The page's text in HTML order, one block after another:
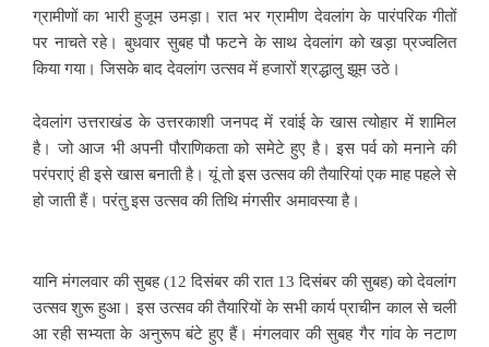
ग्रामीणों का भारी हुजूम उमड़ा। रात भर ग्रामीण देवलांग के पारंपरिक गीतों
पर नाचते रहे। बुधवार सुबह पौ फटने के साथ देवलांग को खड़ा प्रज्वलित
किया गया। जिसके बाद देवलांग उत्सव में हजारों श्रद्धालु झूम उठे।
देवलांग उत्तराखंड के उत्तरकाशी जनपद में रवांई के खास त्योहार में शामिल
है। जो आज भी अपनी पौराणिकता को समेटे हुए है। इस पर्व को मनाने की
परंपराएं ही इसे खास बनाती है। यूं तो इस उत्सव की तैयारियां एक माह पहले से
हो जाती हैं। परंतु इस उत्सव की तिथि मंगसीर अमावस्या है।
यानि मंगलवार की सुबह (12 दिसंबर की रात 13 दिसंबर की सुबह) को देवलांग
उत्सव शुरू हुआ। इस उत्सव की तैयारियों के सभी कार्य प्राचीन काल से चली
आ रही सभ्यता के अनुरूप बंटे हुए हैं। मंगलवार की सुबह गैर गांव के नटाण